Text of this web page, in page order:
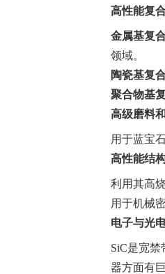
高性能复
金属基复
领域。
陶瓷基复
聚合物基
高级磨料
用于蓝宝
高性能结
利用其高
用于机械
电子与光
SiC是宽
器方面有